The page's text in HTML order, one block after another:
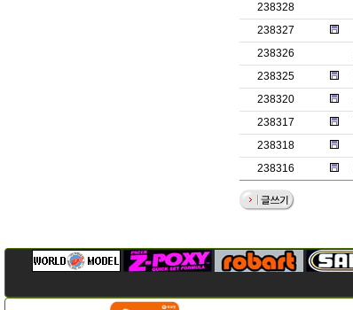
238328
238327
238326
238325
238320
238317
238318
238316